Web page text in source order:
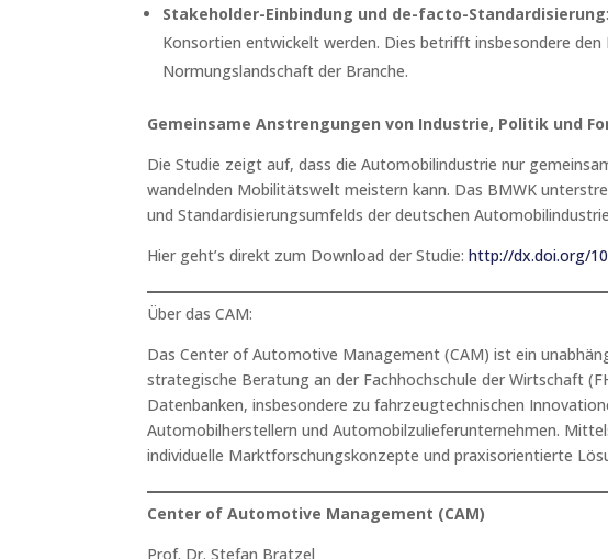
Stakeholder-Einbindung und de-facto-Standardisierung
Konsortien entwickelt werden. Dies betrifft insbesondere
Normungslandschaft der Branche.
Gemeinsame Anstrengungen von Industrie, Politik und
Die Studie zeigt auf, dass die Automobilindustrie nur
wandelnden Mobilitätswelt meistern kann. Das BMWK
und Standardisierungsumfelds der deutschen
Hier geht’s direkt zum Download der Studie:http://dx.doi.org/
Über das CAM:
Das Center of Automotive Management (CAM) ist ein
strategische Beratung an der Fachhochschule der Wirtschaft
Datenbanken, insbesondere zu fahrzeugtechnischen
Automobilherstellern und Automobilzulieferunternehmen.
individuelle Marktforschungskonzepte und praxisorientierte
Center of Automotive Management (CAM)
Prof. Dr. Stefan Bratzel